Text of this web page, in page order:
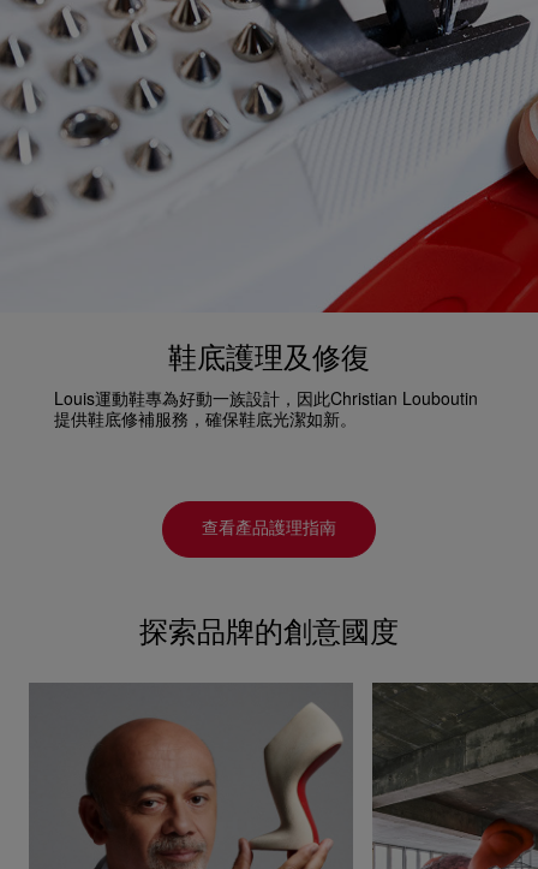
鞋底護理及修復
Louis運動鞋專為好動一族設計，因此Christian Louboutin
提供鞋底修補服務，確保鞋底光潔如新。
查看產品護理指南
探索品牌的創意國度